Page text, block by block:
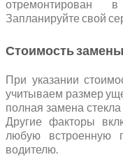
отремонтирован
Запланируйте свой
Стоимость
При указании
учитываем размер
полная замена
Другие факторы
любую встроенную
водителю.